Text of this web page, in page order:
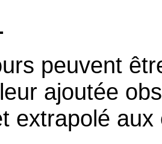
peuvent
ajoutée
extrapolé